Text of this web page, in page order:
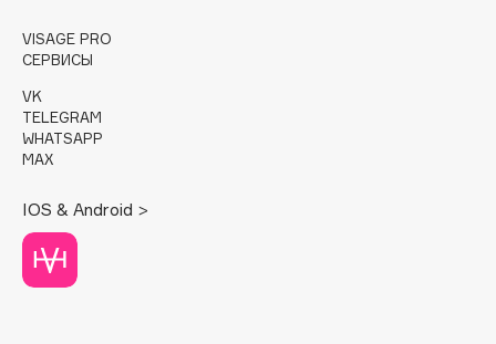
DABO
Darphin
Davines
Deonica
Dior
Divage
Dolce & Gabbana
VISAGE PRO
СЕРВИСЫ
VK
TELEGRAM
WHATSAPP
MAX
IOS & Android >